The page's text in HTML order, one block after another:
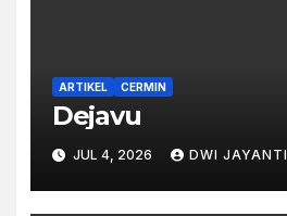
ARTIKEL CERMIN
Dejavu
JUL 4, 2026 DWI JAYANTI